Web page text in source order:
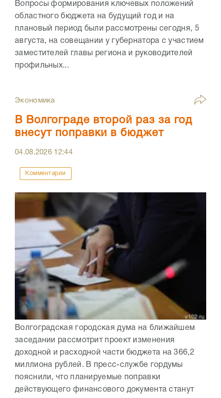
Вопросы формирования ключевых положений
областного бюджета на будущий год и на
плановый период были рассмотрены сегодня, 5
августа, на совещании у губернатора с участием
заместителей главы региона и руководителей
профильных...
Экономика
В Волгограде второй раз за год
внесут поправки в бюджет
04.08.2026 12:44
Комментарии
Волгоградская городская дума на ближайшем
заседании рассмотрит проект изменения
доходной и расходной части бюджета на 366,2
миллиона рублей. В пресс-службе гордумы
пояснили, что планируемые поправки
действующего финансового документа станут